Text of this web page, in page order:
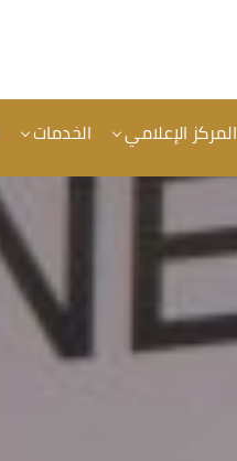
المركز الإعلامي الخدمات